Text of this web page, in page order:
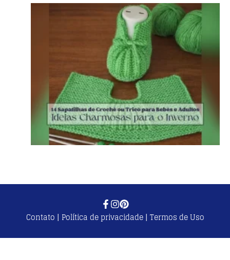
Contato | Política de privacidade| Termos de Uso